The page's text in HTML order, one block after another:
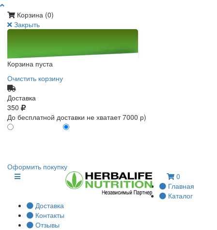
Корзина (0)
Закрыть
Корзина пуста
Очистить корзину
Доставка
350
До бесплатной доставки не хватает 7000 р)
Оформить покупку
0
Главная
Каталог
Доставка
Контакты
Отзывы